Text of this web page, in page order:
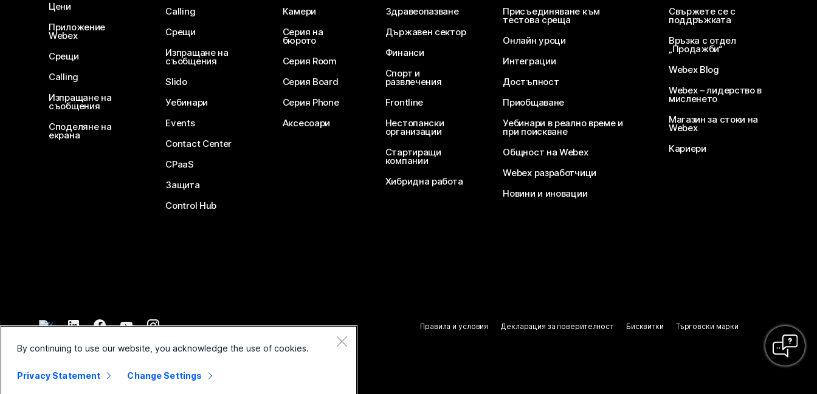
Цени
Приложение
Webex
Срещи
Calling
Изпращане на
съобщения
Споделяне на
екрана
Calling
Срещи
Изпращане на
съобщения
Slido
Уебинари
Events
Contact Center
CPaaS
Защита
Control Hub
Камери
Серия на
бюрото
Серия Room
Серия Board
Серия Phone
Аксесоари
Здравеопазване
Държавен сектор
Финанси
Спорт и
развлечения
Frontline
Нестопански
организации
Стартиращи
компании
Хибридна работа
Присъединяване към
тестова среща
Онлайн уроци
Интеграции
Достъпност
Приобщаване
Уебинари в реално време и
при поискване
Общност на Webex
Webex разработчици
Новини и иновации
Свържете се с
поддръжката
Връзка с отдел
„Продажби“
Webex Blog
Webex – лидерство в
мисленето
Магазин за стоки на
Webex
Кариери
2026 Cisco и/или техните филиали. Всички права запазени.
Правила и условия Декларация за поверителност Бисквитки Търговски марки
By continuing to use our website, you acknowledge the use of cookies.
Privacy Statement Change Settings